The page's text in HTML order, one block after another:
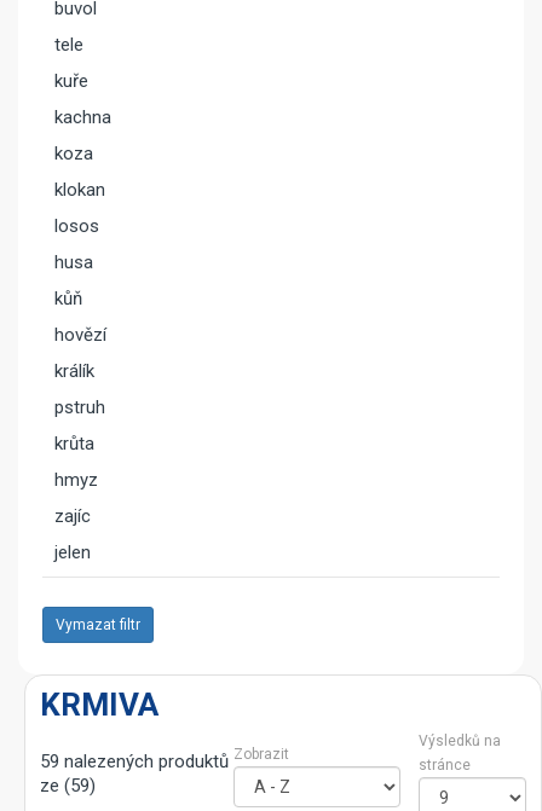
buvol
tele
kuře
kachna
koza
klokan
losos
husa
kůň
hovězí
králík
pstruh
krůta
hmyz
zajíc
jelen
Vymazat filtr
KRMIVA
59 nalezených produktů
ze (59)
Zobrazit
Výsledků na
stránce